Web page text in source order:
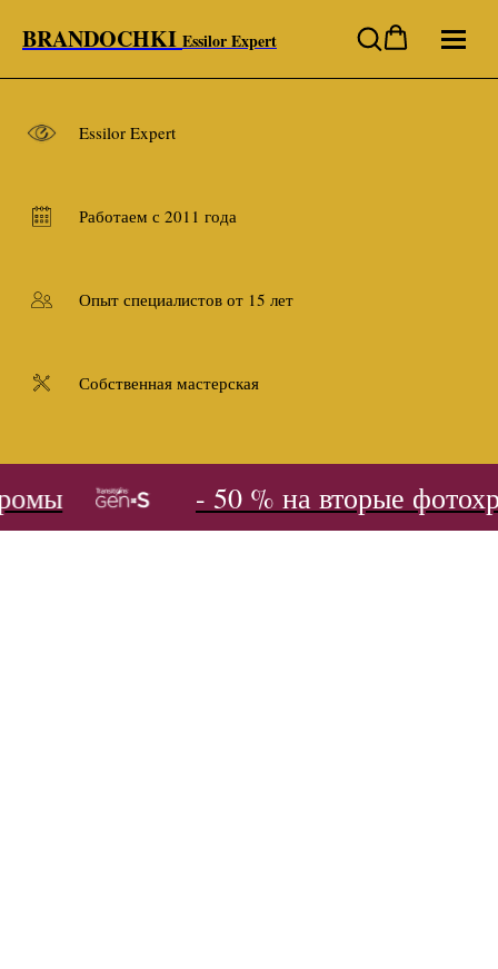
BRANDOCHKI Essilor Expert
Essilor Expert
Работаем с 2011 года
Опыт специалистов от 15 лет
Собственная мастерская
- 50 % на вторые